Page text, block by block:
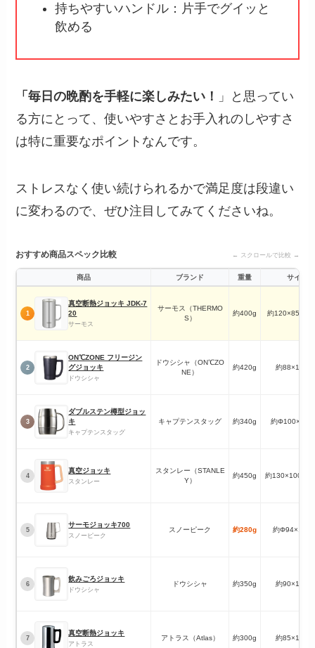
持ちやすいハンドル：片手でグイッと
飲める
「毎日の晩酌を手軽に楽しみたい！
」と思ってい
る方にとって、使いやすさとお手入れのしやすさ
は特に重要なポイントなんです。
ストレスなく使い続けられるかで満足度は段違い
に変わるので、ぜひ注目してみてくださいね。
おすすめ商品スペック比較 ← スクロールで比較 →
商品 ブランド 重量 サイズ
1
真空断熱ジョッキ JDK-7
20
サーモス
サーモス（THERMO
S）
約400g 約
2
ON℃ZONE フリージン
グジョッキ
ドウシシャ
ドウシシャ（ON℃ZO
NE）
約420g 約
3
ダブルステン樽型ジョッ
キ
キャプテンスタッグ
キャプテンスタッグ 約340g 約
4
真空ジョッキ
スタンレー
スタンレー（STANLE
Y）
約450g 約
5
サーモジョッキ700
スノーピーク
スノーピーク 約280g 約
6
飲みごろジョッキ
ドウシシャ
ドウシシャ 約350g 約
7
真空断熱ジョッキ
アトラス
アトラス（Atlas） 約300g 約